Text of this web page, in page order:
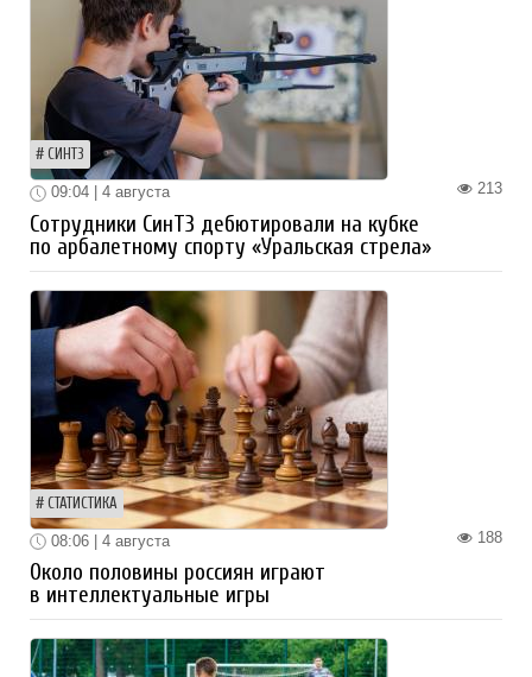
СИНТЗ
213
09:04 | 4 августа
Сотрудники СинТЗ дебютировали на кубке
по арбалетному спорту «Уральская стрела»
СТАТИСТИКА
188
08:06 | 4 августа
Около половины россиян играют
в интеллектуальные игры